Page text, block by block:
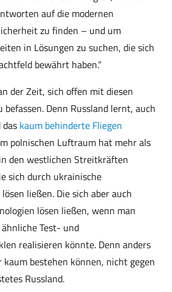
auf die modernen
zu finden – und um
in Lösungen zu suchen, die sich
bewährt haben.“
der Zeit, sich offen mit diesen
befassen. Denn Russland lernt, auch
kaum behinderte Fliegen
polnischen Luftraum hat mehr als
den westlichen Streitkräften
sich durch ukrainische
ließen. Die sich aber auch
lösen ließen, wenn man
Test- und
realisieren könnte. Denn anders
bestehen können, nicht gegen
Russland.